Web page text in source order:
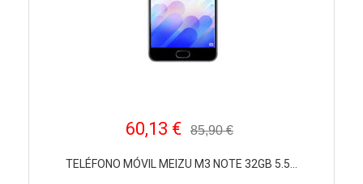
60,13 € 85,90 €
TELÉFONO MÓVIL MEIZU M3 NOTE 32GB 5.5...